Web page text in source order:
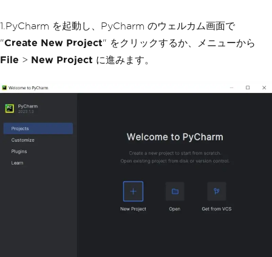
1.PyCharm を起動し、PyCharm のウェルカム画面で
"Create New Project" をクリックするか、メニューから
File > New Project に進みます。